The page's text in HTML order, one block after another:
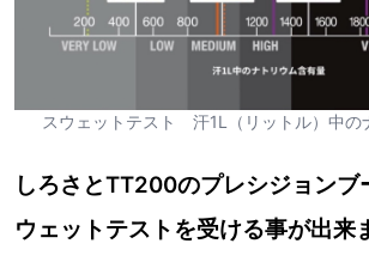
スウェットテスト 汗1L（リットル）中の
しろさとTT200のプレシジョンブ
ウェットテストを受ける事が出来